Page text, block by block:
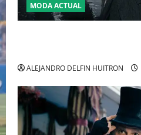
MODA ACTUAL
ALEJANDRO DELFIN HUITRON